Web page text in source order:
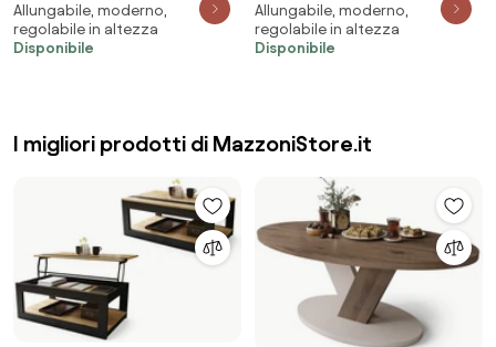
TRASFORMABILE SALVASPAZIO
ALZABILE E ALLUNGABILE TAVOLO
Allungabile, moderno,
regolabile in altezza
Disponibile
TAVOLINO TRASFORMABILE
SALVASPAZIO ALZABILE E
ALLUNGABILE TAVOLO
Allungabile, moderno,
regolabile in altezza
Disponibile
I migliori prodotti di MazzoniStore.it